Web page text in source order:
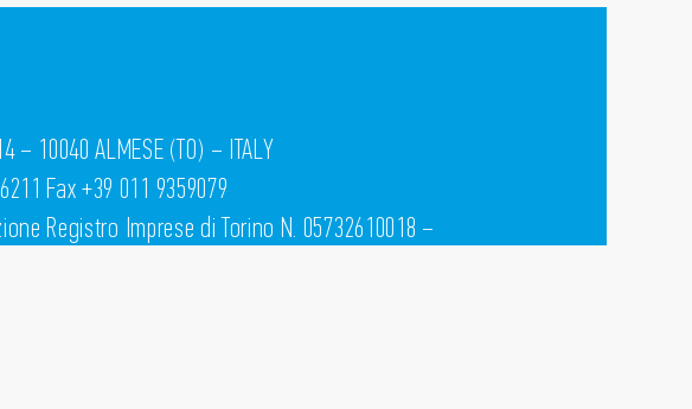
– 10040 ALMESE (TO) – ITALY
Fax +39 011 9359079
Registro Imprese di Torino N. 05732610018 –